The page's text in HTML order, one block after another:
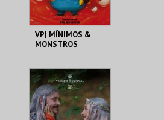
VP| MÍNIMOS &
MONSTROS
CINEMAS CINEMAX
PENAFIEL
MAIS INFO